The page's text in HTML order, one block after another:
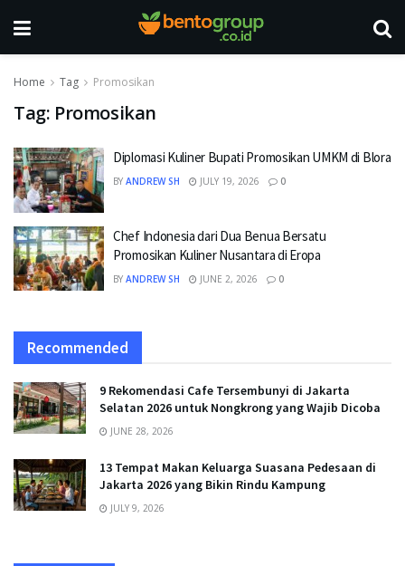
Home Tag Promosikan
Tag: Promosikan
Diplomasi Kuliner Bupati Promosikan UMKM di Blora
BY ANDREW SH JULY 19, 2026 0
Chef Indonesia dari Dua Benua Bersatu
Promosikan Kuliner Nusantara di Eropa
BY ANDREW SH JUNE 2, 2026 0
Recommended
9 Rekomendasi Cafe Tersembunyi di Jakarta
Selatan 2026 untuk Nongkrong yang Wajib Dicoba
JUNE 28, 2026
13 Tempat Makan Keluarga Suasana Pedesaan di
Jakarta 2026 yang Bikin Rindu Kampung
JULY 9, 2026